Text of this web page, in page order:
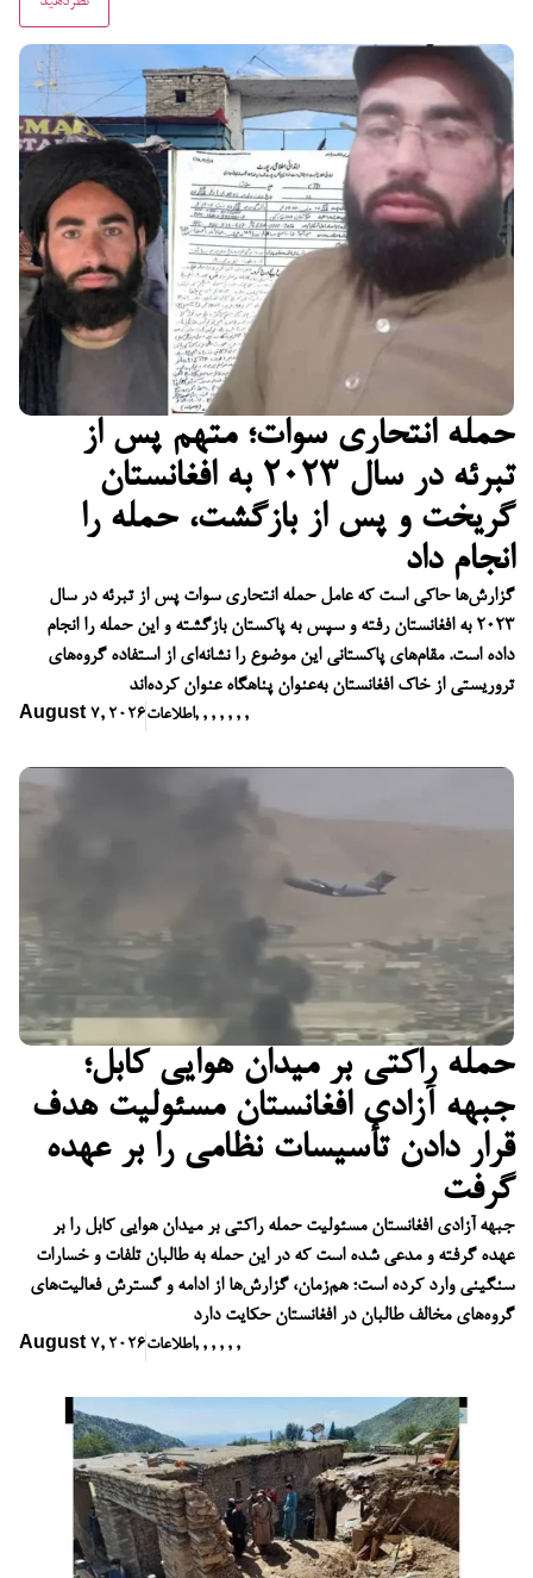
حمله انتحاری سوات؛ متهم پس از
تبرئه در سال ۲۰۲۳ به افغانستان
گریخت و پس از بازگشت، حمله را
انجام داد
گزارش‌ها حاکی است که عامل حمله انتحاری سوات پس از تبرئه در سال
۲۰۲۳ به افغانستان رفته و سپس به پاکستان بازگشته و این حمله را انجام
داده است. مقام‌های پاکستانی این موضوع را نشانه‌ای از استفاده گروه‌های
تروریستی از خاک افغانستان به‌عنوان پناهگاه عنوان کرده‌اند
August 7, 2026اطلاعات, , , , , , ,
حمله راکتی بر میدان هوایی کابل؛
جبهه آزادی افغانستان مسئولیت هدف
قرار دادن تأسیسات نظامی را بر عهده
گرفت
جبهه آزادی افغانستان مسئولیت حمله راکتی بر میدان هوایی کابل را بر
عهده گرفته و مدعی شده است که در این حمله به طالبان تلفات و خسارات
سنگینی وارد کرده است؛ هم‌زمان، گزارش‌ها از ادامه و گسترش فعالیت‌های
گروه‌های مخالف طالبان در افغانستان حکایت دارد
August 7, 2026اطلاعات, , , , , ,